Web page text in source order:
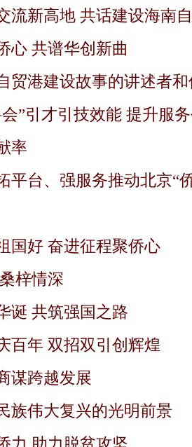
流新高地 共话建设海南
心 共谱华创新曲
贸港建设故事的讲述者
”引才引技效能 提升服
率
平台、强服务推动北京“
国好 奋进征程聚侨心
梓情深
诞 共筑强国之路
百年 双招双引创辉煌
谋跨越发展
族伟大复兴的光明前景